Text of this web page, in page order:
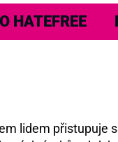
O HATEFREE
lidem přistupuje